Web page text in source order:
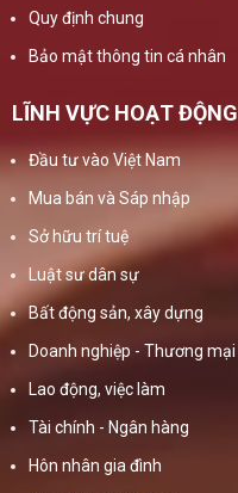
Quy định chung
Bảo mật thông tin cá nhân
LĨNH VỰC HOẠT ĐỘNG
Đầu tư vào Việt Nam
Mua bán và Sáp nhập
Sở hữu trí tuệ
Luật sư dân sự
Bất động sản, xây dựng
Doanh nghiệp - Thương mại
Lao động, việc làm
Tài chính - Ngân hàng
Hôn nhân gia đình